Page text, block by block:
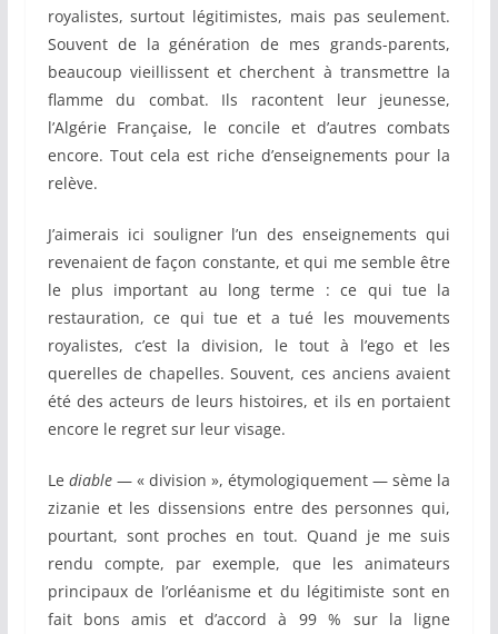
royalistes, surtout légitimistes, mais pas seulement.
Souvent de la génération de mes grands-parents,
beaucoup vieillissent et cherchent à transmettre la
flamme du combat. Ils racontent leur jeunesse,
l’Algérie Française, le concile et d’autres combats
encore. Tout cela est riche d’enseignements pour la
relève.
J’aimerais ici souligner l’un des enseignements qui
revenaient de façon constante, et qui me semble être
le plus important au long terme : ce qui tue la
restauration, ce qui tue et a tué les mouvements
royalistes, c’est la division, le tout à l’ego et les
querelles de chapelles. Souvent, ces anciens avaient
été des acteurs de leurs histoires, et ils en portaient
encore le regret sur leur visage.
Le diable— « division », étymologiquement — sème la
zizanie et les dissensions entre des personnes qui,
pourtant, sont proches en tout. Quand je me suis
rendu compte, par exemple, que les animateurs
principaux de l’orléanisme et du légitimiste sont en
fait bons amis et d’accord à 99 % sur la ligne